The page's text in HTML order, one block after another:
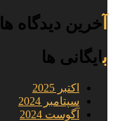
آخرین دیدگاه ها
بایگانی ها
اکتبر 2025
سپتامبر 2024
آگوست 2024